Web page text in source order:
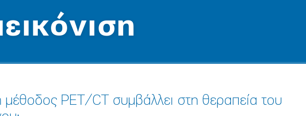
PET/CT συμβάλλει στη θεραπεία του